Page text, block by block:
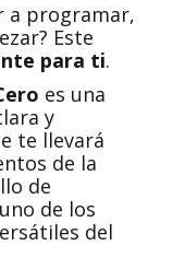
a programar,
Este
para ti.
es una
y
te llevará
de la
de
de los
del